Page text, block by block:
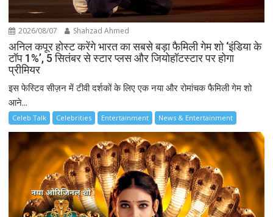
2026/08/07 Shahzad Ahmed
अनिल कपूर होस्ट करेंगे भारत का सबसे बड़ा फैमिली गेम शो ‘इंडिया के
टॉप 1%’, 5 सितंबर से स्टार प्लस और जियोहॉटस्टार पर होगा
प्रीमियर
इस फेस्टिव सीज़न में टीवी दर्शकों के लिए एक नया और रोमांचक फैमिली गेम शो
आने...
Celeb Talk Celebrities Entertainment News & Entertainment